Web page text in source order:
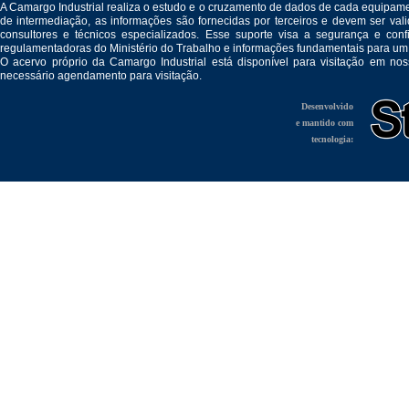
A Camargo Industrial realiza o estudo e o cruzamento de dados de cada
de intermediação, as informações são fornecidas por terceiros e devem ser
consultores e técnicos especializados. Esse suporte visa a segurança e
regulamentadoras do Ministério do Trabalho e informações fundamentais para
O acervo próprio da Camargo Industrial está disponível para visitação em
necessário agendamento para visitação.
Desenvolvido
e mantido com
tecnologia: